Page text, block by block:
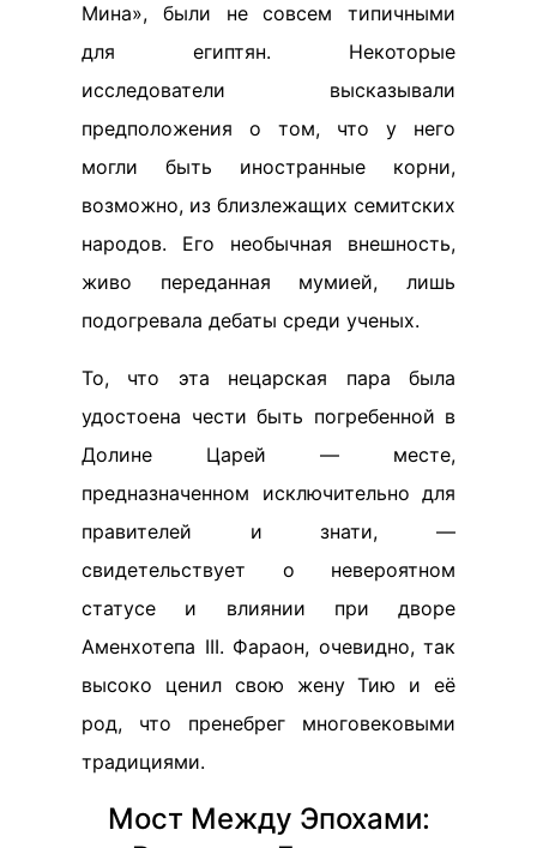
Мина», были не совсем типичными
для египтян. Некоторые
исследователи высказывали
предположения о том, что у него
могли быть иностранные корни,
возможно, из близлежащих семитских
народов. Его необычная внешность,
живо переданная мумией, лишь
подогревала дебаты среди ученых.
То, что эта нецарская пара была
удостоена чести быть погребенной в
Долине Царей — месте,
предназначенном исключительно для
правителей и знати, —
свидетельствует о невероятном
статусе и влиянии при дворе
Аменхотепа III. Фараон, очевидно, так
высоко ценил свою жену Тию и её
род, что пренебрег многовековыми
традициями.
Мост Между Эпохами: